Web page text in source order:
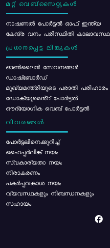
മറ്റ് വെബ്സൈറ്റുകൾ
നാഷണൽ പോർട്ടൽ ഓഫ് ഇന്ത്യ
കേന്ദ്ര വനം പരിസ്ഥിതി
പ്രധാനപ്പെട്ട ലിങ്കുകൾ
ഓൺലൈൻ സേവനങ്ങൾ
ഡാഷ്ബോർഡ്
മുഖ്യമന്ത്രിയുടെ പരാതി പരിഹാരം
ഡോക്യുമെൻ്റ് പോർട്ടൽ
ഔദ്യോഗിക വെബ് പോർട്ടൽ
വിവരങ്ങൾ
പോര്‍ട്ടലിനെക്കുറിച്ച്
ഹൈപ്പർലിങ്ക് നയം
സ്വകാര്യതാ നയം
നിരാകരണം
പകർപ്പവകാശ നയം
വ്യവസ്ഥകളും നിബന്ധനകളും
സഹായം